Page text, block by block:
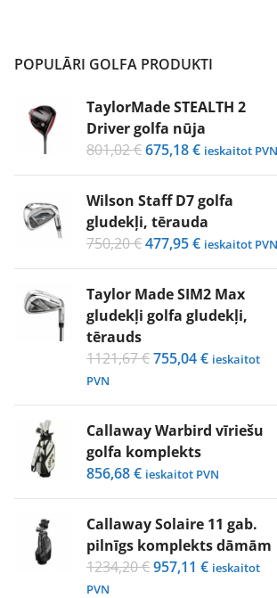
POPULĀRI GOLFA PRODUKTI
TaylorMade STEALTH 2
Driver golfa nūja
801,02€Original
price
was:
801,02 €.
675,18€Current
price
675,18 €.
ieskaitot PVN
Wilson Staff D7 golfa
gludekļi, tērauda
750,20€Original
price
was:
750,20 €.
477,95€Current
price
is:
477,95 €.
ieskaitot PVN
Taylor Made SIM2 Max
gludekļi golfa gludekļi,
tērauds
1121,67€Original
was:
1121,67 €.
755,04€Current
is:
755,04 €.
ieskaitot
PVN
Callaway Warbird vīriešu
golfa komplekts
856,68€ ieskaitot PVN
Callaway Solaire 11 gab.
pilnīgs komplekts dāmām
1234,20€Original
957,11 €Current
ieskaitot
PVN